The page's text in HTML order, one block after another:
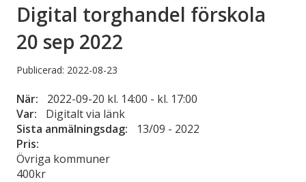
Digital torghandel förskola
20 sep 2022
Publicerad: 2022-08-23
När:
2022-09-20 kl. 14:00 - kl. 17:00
Var:
Digitalt via länk
Sista anmälningsdag:
13/09 - 2022
Pris:
Övriga kommuner
400kr